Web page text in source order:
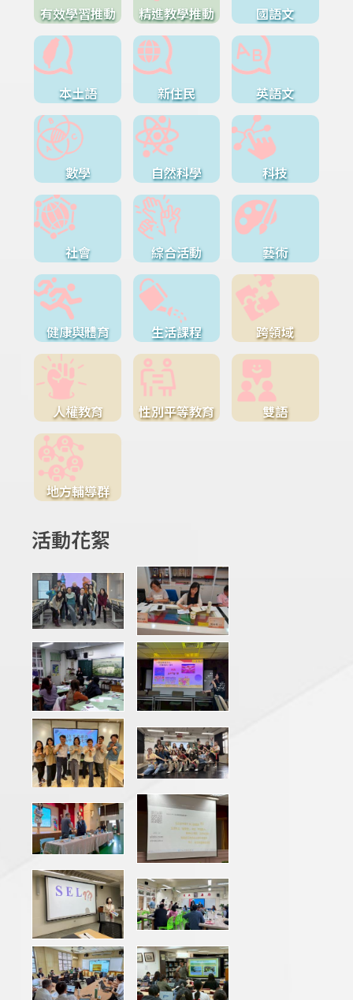
有效學習推動 精進教學推動 國語文
本土語 新住民 英語文
數學 自然科學 科技
社會 綜合活動 藝術
健康與體育 生活課程 跨領域
人權教育 性別平等教育 雙語
地方輔導群
活動花絮